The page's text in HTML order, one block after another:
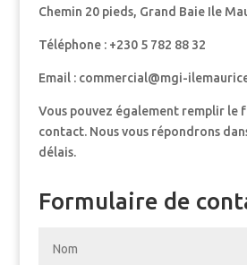
Chemin 20 pieds, Grand Baie Ile
Téléphone : +230 5 782 88 32
Email : commercial@mgi-
Vous pouvez également remplir le
contact. Nous vous répondrons
délais.
Formulaire de